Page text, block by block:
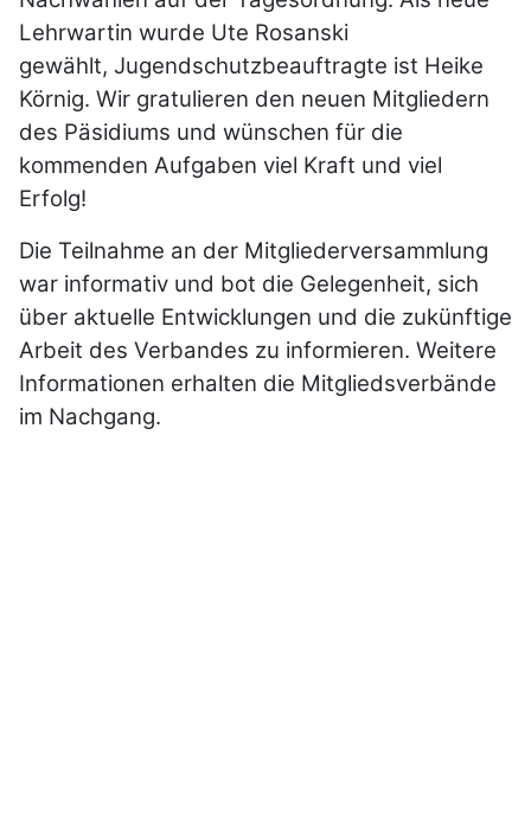
Lehrwartin wurde Ute Rosanski
gewählt, Jugendschutzbeauftragte ist Heike
Körnig. Wir gratulieren den neuen Mitgliedern
des Päsidiums und wünschen für die
kommenden Aufgaben viel Kraft und viel
Erfolg!
Die Teilnahme an der Mitgliederversammlung
war informativ und bot die Gelegenheit, sich
über aktuelle Entwicklungen und die zukünftige
Arbeit des Verbandes zu informieren. Weitere
Informationen erhalten die Mitgliedsverbände
im Nachgang.